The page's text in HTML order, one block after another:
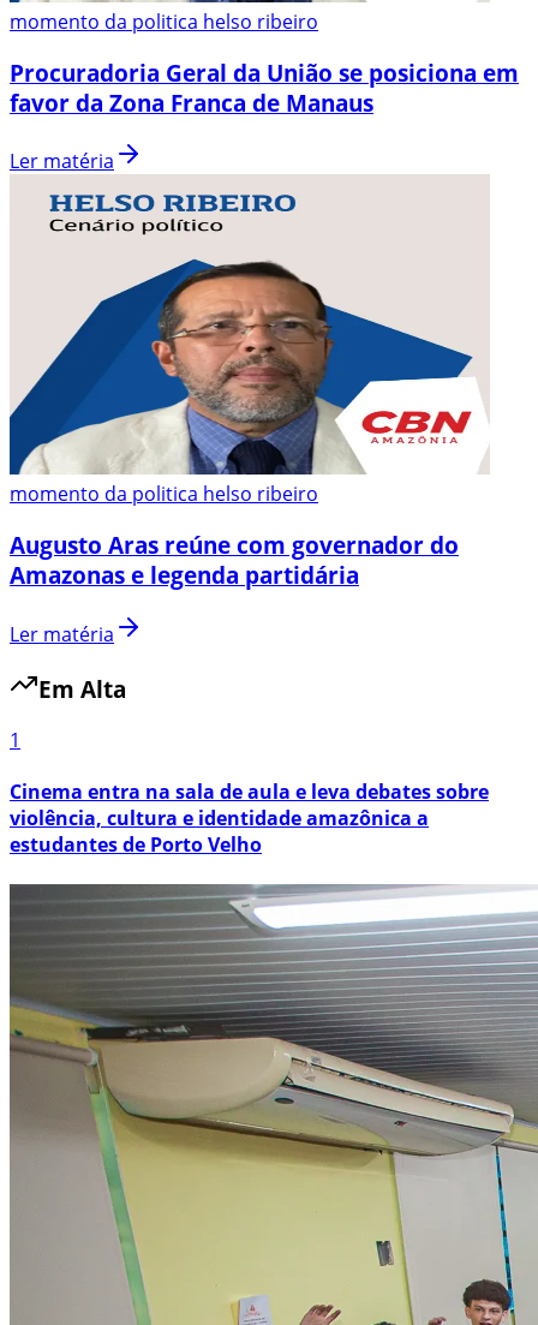
momento da politica helso ribeiro
Procuradoria Geral da União se posiciona em
favor da Zona Franca de Manaus
Ler matéria
momento da politica helso ribeiro
Augusto Aras reúne com governador do
Amazonas e legenda partidária
Ler matéria
Em Alta
1
Cinema entra na sala de aula e leva debates sobre
violência, cultura e identidade amazônica a
estudantes de Porto Velho